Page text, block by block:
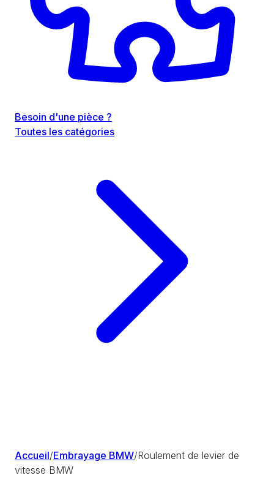
Besoin d'une pièce ?
Toutes les catégories
Accueil/Embrayage BMW/Roulement de levier de
vitesse BMW